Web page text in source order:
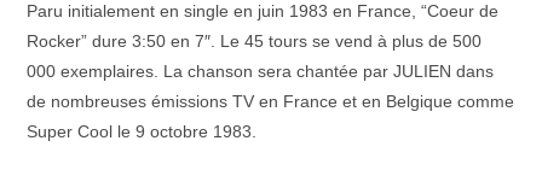
Paru initialement en single en juin 1983 en France, “Coeur de
Rocker” dure 3:50 en 7″. Le 45 tours se vend à plus de 500
000 exemplaires. La chanson sera chantée par JULIEN dans
de nombreuses émissions TV en France et en Belgique comme
Super Cool le 9 octobre 1983.